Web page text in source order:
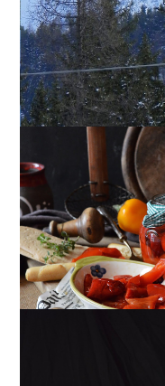
PEPERONI ALLA
PIEMONTESE